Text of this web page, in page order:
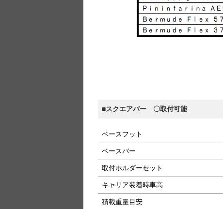
■スクエアバー 〇取付可能
ベースフット
ベースバー
取付ホルダーセット
キャリア装着時車高
積載重量目安